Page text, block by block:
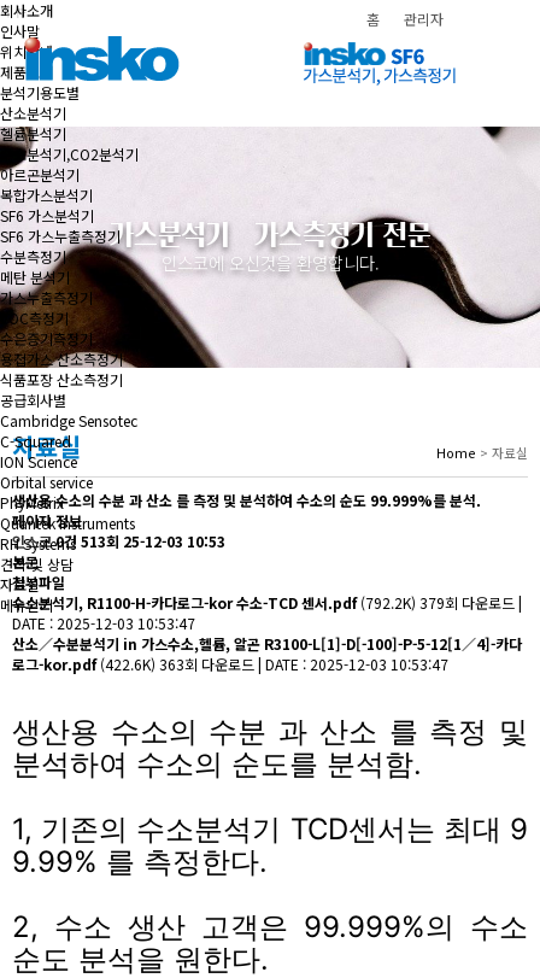
메뉴 관리자
홈
회사소개
인사말
위치안내
제품소개
분석기용도별
산소분석기
헬륨분석기
수소분석기,CO2분석기
아르곤분석기
복합가스분석기
SF6 가스분석기
SF6 가스누출측정기
수분측정기
메탄 분석기
가스누출측정기
VOC측정기
수은증기측정기
용접가스 산소측정기
식품포장 산소측정기
공급회사별
Cambridge Sensotec
C-Squared
ION Science
Orbital service
PhyMetrix
Quantek Instruments
RH Systems
견적 및 상담
자료실
메뉴닫기
가스분석기ㆍ가스측정기 전문
인스코에 오신것을 환영합니다.
자료실 Home > 자료실
생산용 수소의 수분 과 산소 를 측정 및 분석하여 수소의 순도 99.999%를 분석.
페이지 정보
인스코0건 513회 25-12-03 10:53
본문
첨부파일
수소분석기, R1100-H-카다로그-kor 수소-TCD 센서.pdf (792.2K) 379회 다운로드 |
DATE : 2025-12-03 10:53:47
산소／수분분석기 in 가스수소,헬륨, 알곤 R3100-L[1]-D[-100]-P-5-12[1／4]-카다
로그-kor.pdf (422.6K) 363회 다운로드 | DATE : 2025-12-03 10:53:47
생산용 수소의 수분 과 산소 를 측정 및
분석하여 수소의 순도를 분석함.
1, 기존의 수소분석기 TCD센서는 최대 9
9.99% 를 측정한다.
2, 수소 생산 고객은 99.999%의 수소
순도 분석을 원한다.